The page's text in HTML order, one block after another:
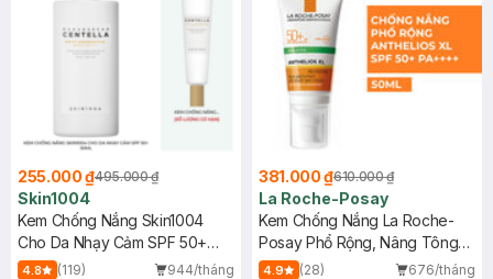
255.000 ₫495.000 ₫
Skin1004
Kem Chống Nắng Skin1004
Cho Da Nhạy Cảm SPF 50+
50ml
4.8 (119)
944/tháng
381.000 ₫610.000 ₫
La Roche-Posay
Kem Chống Nắng La Roche-
Posay Phổ Rộng, Nâng Tông
Kiềm Dầu 50ml
4.9 (28)
676/tháng